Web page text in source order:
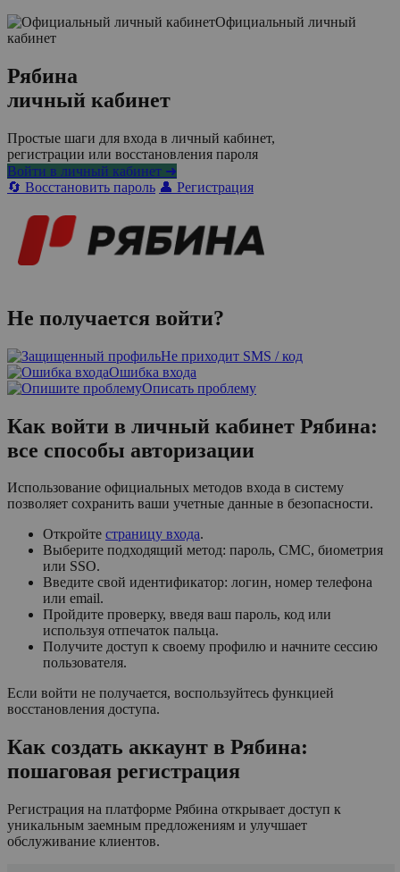
Официальный личный
кабинет
Рябина
личный кабинет
Простые шаги для входа в личный кабинет,
регистрации или восстановления пароля
Войти в личный кабинет ➜
🔄 Восстановить пароль 👤 Регистрация
Не получается войти?
Не приходит SMS / код
Ошибка входа
Описать проблему
Как войти в личный кабинет Рябина:
все способы авторизации
Использование официальных методов входа в систему
позволяет сохранить ваши учетные данные в безопасности.
Откройте страницу входа.
Выберите подходящий метод: пароль, СМС, биометрия
или SSO.
Введите свой идентификатор: логин, номер телефона
или email.
Пройдите проверку, введя ваш пароль, код или
используя отпечаток пальца.
Получите доступ к своему профилю и начните сессию
пользователя.
Если войти не получается, воспользуйтесь функцией
восстановления доступа.
Как создать аккаунт в Рябина:
пошаговая регистрация
Регистрация на платформе Рябина открывает доступ к
уникальным заемным предложениям и улучшает
обслуживание клиентов.